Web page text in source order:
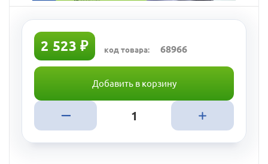
2 523 ₽ код товара: 68966
Добавить в корзину